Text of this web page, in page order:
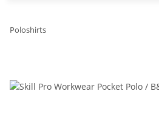
Poloshirts